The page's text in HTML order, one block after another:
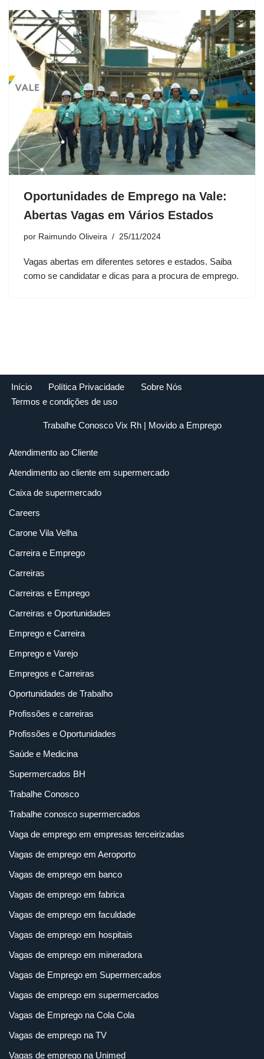
Oportunidades de Emprego na Vale:
Abertas Vagas em Vários Estados
por Raimundo Oliveira 25/11/2024
Vagas abertas em diferentes setores e estados. Saiba
como se candidatar e dicas para a procura de emprego.
Início Política Privacidade
Sobre Nós
Termos e condições de uso
Trabalhe Conosco Vix Rh| Movido a Emprego
Atendimento ao Cliente
Atendimento ao cliente em supermercado
Caixa de supermercado
Careers
Carone Vila Velha
Carreira e Emprego
Carreiras
Carreiras e Emprego
Carreiras e Oportunidades
Emprego e Carreira
Emprego e Varejo
Empregos e Carreiras
Oportunidades de Trabalho
Profissões e carreiras
Profissões e Oportunidades
Saúde e Medicina
Supermercados BH
Trabalhe Conosco
Trabalhe conosco supermercados
Vaga de emprego em empresas terceirizadas
Vagas de emprego em Aeroporto
Vagas de emprego em banco
Vagas de emprego em fabrica
Vagas de emprego em faculdade
Vagas de emprego em hospitais
Vagas de emprego em mineradora
Vagas de Emprego em Supermercados
Vagas de emprego em supermercados
Vagas de Emprego na Cola Cola
Vagas de emprego na TV
Vagas de emprego na Unimed